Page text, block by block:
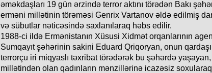
əməkdaşları 19 gün ərzində terror aktını törədən Bakı
erməni millətinin törəməsi Genrix Vartanov əldə edilmiş
və sübutlar nəticəsində saxlanılaraq həbs edilir.
1988-ci ildə Ermənistanın Xüsusi Xidmət orqanlarının
Sumqayıt şəhərinin sakini Eduard Qriqoryan, onun
terrorçu iri miqyaslı təxribat törədərək bu şəhərdə
millətindən olan qadınların mənzillərinə icazəsiz